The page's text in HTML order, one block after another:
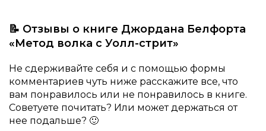
📝 Отзывы о книге Джордана Белфорта
«Метод волка с Уолл-стрит»
Не сдерживайте себя и с помощью формы
комментариев чуть ниже расскажите все, что
вам понравилось или не понравилось в книге.
Советуете почитать? Или может держаться от
нее подальше? 🙂